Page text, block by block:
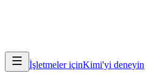
İşletmeler içinKimi'yi deneyin